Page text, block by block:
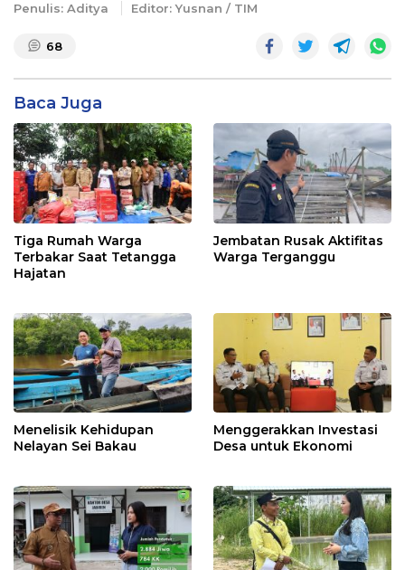
Penulis: Aditya Editor: Yusnan / TIM
68
Baca Juga
Tiga Rumah Warga
Terbakar Saat Tetangga
Hajatan
Jembatan Rusak Aktifitas
Warga Terganggu
Menelisik Kehidupan
Nelayan Sei Bakau
Menggerakkan Investasi
Desa untuk Ekonomi